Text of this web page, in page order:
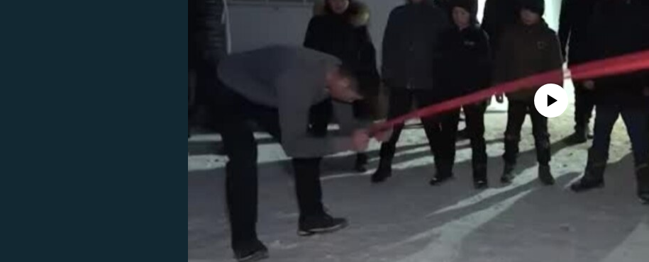
No media source currently available